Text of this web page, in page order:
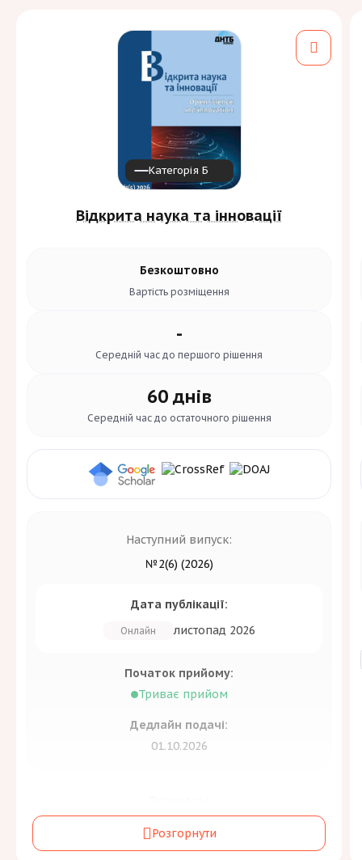
Категорія Б
Державна науково-технічна бібліотека
України
Відкрита наука та інновації
Безкоштовно
Вартість розміщення
-
Середній час до першого рішення
60 днів
Середній час до остаточного рішення
Наступний випуск:
№2(6) (2026)
Дата публікації:
Онлайн листопад 2026
Початок прийому:
Триває прийом
Дедлайн подачі:
01.10.2026
Розгорнути